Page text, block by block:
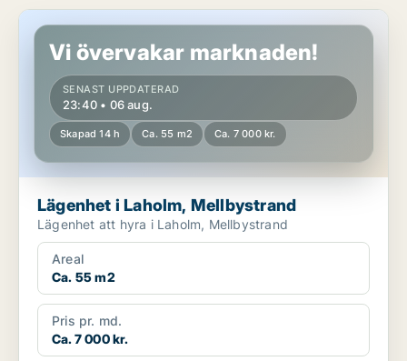
Lägenhet i Laholm, Mellbystrand
Vi övervakar marknaden!
SENAST UPPDATERAD
23:40 • 06 aug.
Skapad 14 h Ca. 55 m2 Ca. 7 000 kr.
Lägenhet i Laholm, Mellbystrand
Lägenhet att hyra i Laholm, Mellbystrand
Areal
Ca. 55 m2
Pris pr. md.
Ca. 7 000 kr.